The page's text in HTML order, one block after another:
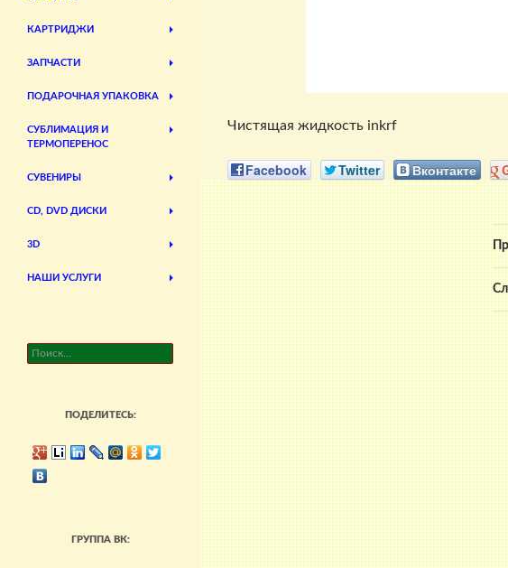
Чистящая жидкость inkrf
Facebook Twitter Вконтакте
КАРТРИДЖИ
ЗАПЧАСТИ
ПОДАРОЧНАЯ УПАКОВКА
СУБЛИМАЦИЯ И
ТЕРМОПЕРЕНОС
СУВЕНИРЫ
CD, DVD ДИСКИ
3D
НАШИ УСЛУГИ
Найти:
ПОДЕЛИТЕСЬ:
ГРУППА ВК: